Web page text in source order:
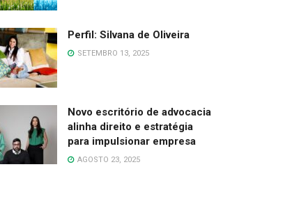
Perfil: Silvana de Oliveira
SETEMBRO 13, 2025
Novo escritório de advocacia
alinha direito e estratégia
para impulsionar empresa
AGOSTO 23, 2025